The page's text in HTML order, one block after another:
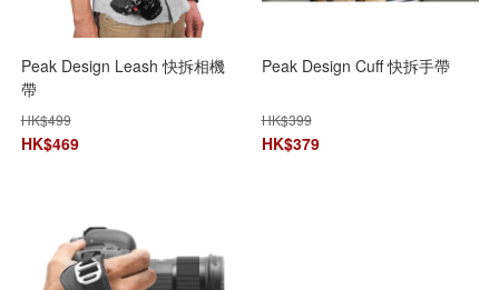
Peak Design Leash 快拆相機
帶
HK$499
HK$469
Peak Design Cuff 快拆手帶
HK$399
HK$379